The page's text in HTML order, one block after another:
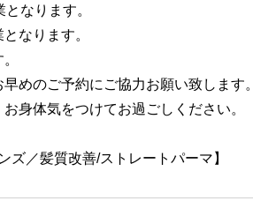
なります。
なります。
めのご予約にご協力お願い致します。
身体気をつけてお過ごしください。
ズ／髪質改善/ストレートパーマ】